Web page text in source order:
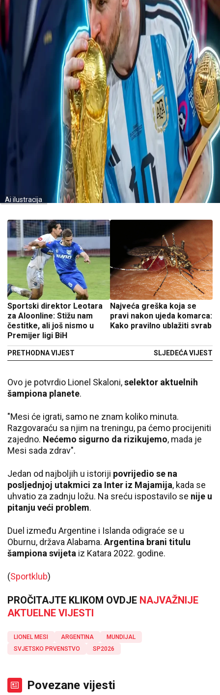
Ai ilustracija
Sportski direktor Leotara
za Aloonline: Stižu nam
čestitke, ali još nismo u
Premijer ligi BiH
PRETHODNA VIJEST
Najveća greška koja se
pravi nakon ujeda komarca:
Kako pravilno ublažiti svrab
SLJEDEĆA VIJEST
Ovo je potvrdio Lionel Skaloni,selektor aktuelnih
šampiona planete.
"Mesi će igrati, samo ne znam koliko minuta.
Razgovaraću sa njim na treningu, pa ćemo procijeniti
zajedno. Nećemo sigurno da rizikujemo, mada je
Mesi sada zdrav".
Jedan od najboljih u istoriji povrijedio se na
posljednjoj utakmici za Inter iz Majamija, kada se
uhvatio za zadnju ložu. Na sreću ispostavilo se nije u
pitanju veći problem.
Duel između Argentine i Islanda odigraće se u
Oburnu, država Alabama. Argentina brani titulu
šampiona svijeta iz Katara 2022. godine.
(Sportklub)
PROČITAJTE KLIKOM OVDJE NAJVAŽNIJE
AKTUELNE VIJESTI
LIONEL MESI ARGENTINA
MUNDIJAL
SVJETSKO PRVENSTVO
SP2026
Povezane vijesti